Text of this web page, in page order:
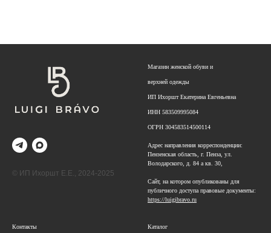
© ИП Ихоршт Е.Е., 2024-2025
Магазин женской обуви и
верхней одежды
ИП Ихоршт Екатерина Евгеньевна
ИНН 583509995084
ОГРН 304583514500114
Адрес направления корреспонденции:
Пензенская область, г. Пенза, ул.
Володарского, д. 84 а кв. 30,
Сайт, на котором опубликованы для
публичного доступа правовые документы:
https://luigibravo.ru
Контакты Каталог